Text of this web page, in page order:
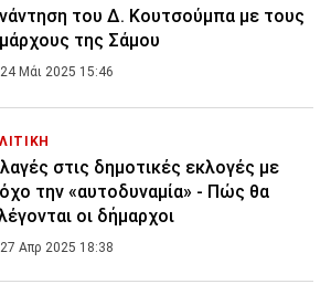
του Δ. Κουτσούμπα με τους
της Σάμου
24 Μάι 2025 15:46
στις δημοτικές εκλογές με
την «αυτοδυναμία» - Πώς θα
οι δήμαρχοι
27 Απρ 2025 18:38